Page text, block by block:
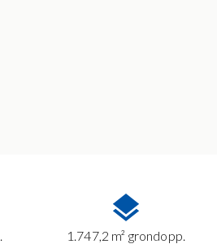
1.747,2 m² grondopp.